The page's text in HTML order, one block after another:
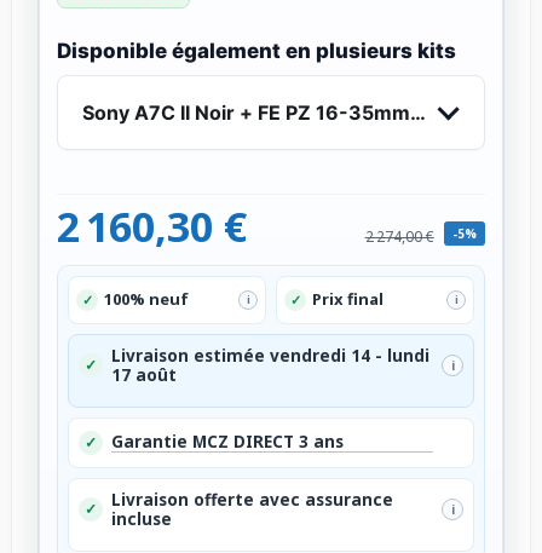
Disponible également en plusieurs kits
Sony A7C II Noir + FE PZ 16-35mm f/4 G -
2 160,30 € 2 274,00 € -5%
✓ 100% neuf i ✓ Prix final i
✓
Livraison estimée vendredi 14 - lundi
17 août
i
✓ Garantie MCZ DIRECT 3 ans
✓
Livraison offerte avec assurance
incluse
i